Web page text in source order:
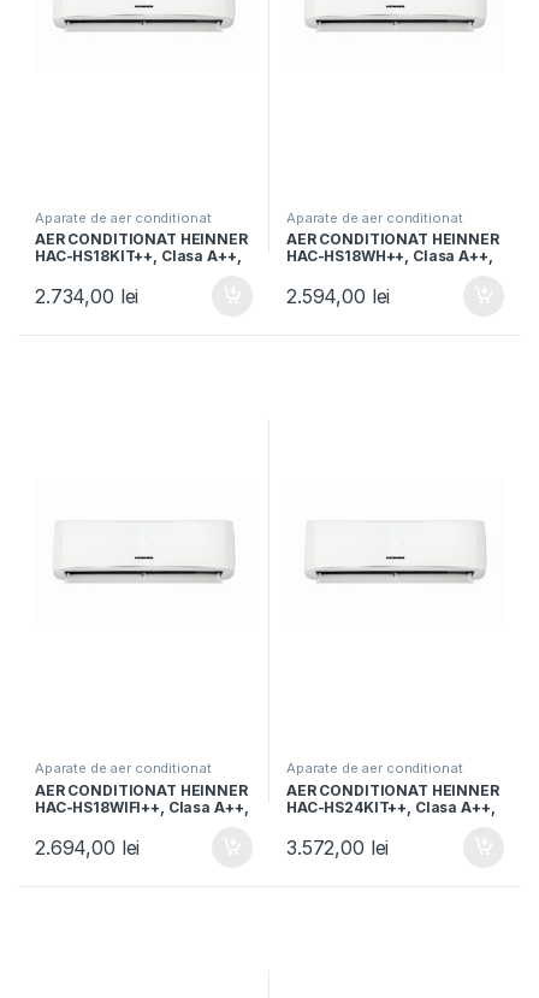
Aparate de aer conditionat
AER CONDITIONAT HEINNER
HAC-HS18KIT++, Clasa A++,
instalare 3m, Functie iFeel,
Alb
2.734,00 lei
Aparate de aer conditionat
AER CONDITIONAT HEINNER
HAC-HS18WH++, Clasa A++,
Functie Quiet, Timer, Auto
restart, Alb
2.594,00 lei
Aparate de aer conditionat
AER CONDITIONAT HEINNER
HAC-HS18WIFI++, Clasa A++,
Control WIFI, Functie iFeel,
Functie Quiet, Timer, Auto-
2.694,00 lei
Aparate de aer conditionat
AER CONDITIONAT HEINNER
HAC-HS24KIT++, Clasa A++,
Functie iFeel, Functie Smart,
Alb
3.572,00 lei